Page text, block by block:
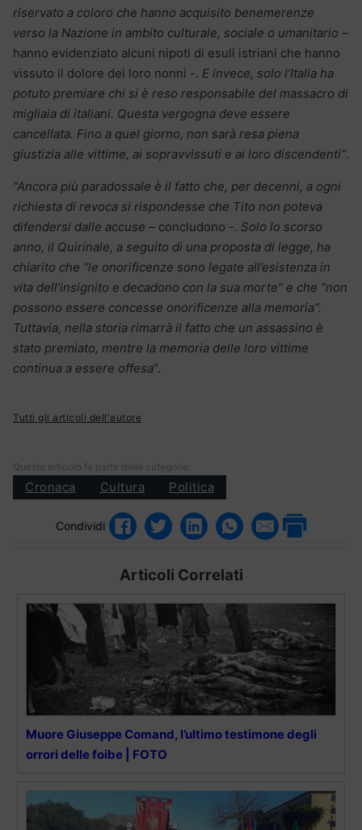
riservato a coloro che hanno acquisito benemerenze
verso la Nazione in ambito culturale, sociale o umanitario –
hanno evidenziato alcuni nipoti di esuli istriani che hanno
vissuto il dolore dei loro nonni -. E invece, solo l’Italia ha
potuto premiare chi si è reso responsabile del massacro di
migliaia di italiani. Questa vergogna deve essere
cancellata. Fino a quel giorno, non sarà resa piena
giustizia alle vittime, ai sopravvissuti e ai loro discendenti”.
“Ancora più paradossale è il fatto che, per decenni, a ogni
richiesta di revoca si rispondesse che Tito non poteva
difendersi dalle accuse – concludono -. Solo lo scorso
anno, il Quirinale, a seguito di una proposta di legge, ha
chiarito che “le onorificenze sono legate all’esistenza in
vita dell’insignito e decadono con la sua morte” e che “non
possono essere concesse onorificenze alla memoria”.
Tuttavia, nella storia rimarrà il fatto che un assassino è
stato premiato, mentre la memoria delle loro vittime
continua a essere offesa“.
Tutti gli articoli dell'autore
Questo articolo fa parte delle categorie:
Cronaca Cultura Politica
Condividi
Articoli Correlati
Muore Giuseppe Comand, l’ultimo testimone degli
orrori delle foibe | FOTO